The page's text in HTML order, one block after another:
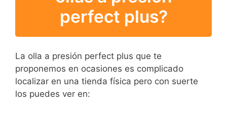
perfect plus?
La olla a presión perfect plus que te
proponemos en ocasiones es complicado
localizar en una tienda física pero con suerte
los puedes ver en: